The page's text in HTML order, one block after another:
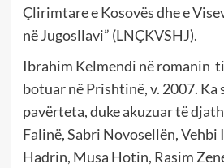
Çlirimtare e Kosovës dhe e
në Jugosllavi” (LNÇKVSHJ).
Ibrahim Kelmendi në romanin
botuar në Prishtinë, v. 2007.
pavërteta, duke akuzuar të
Falinë, Sabri Novosellën, Vehbi
Hadrin, Musa Hotin, Rasim